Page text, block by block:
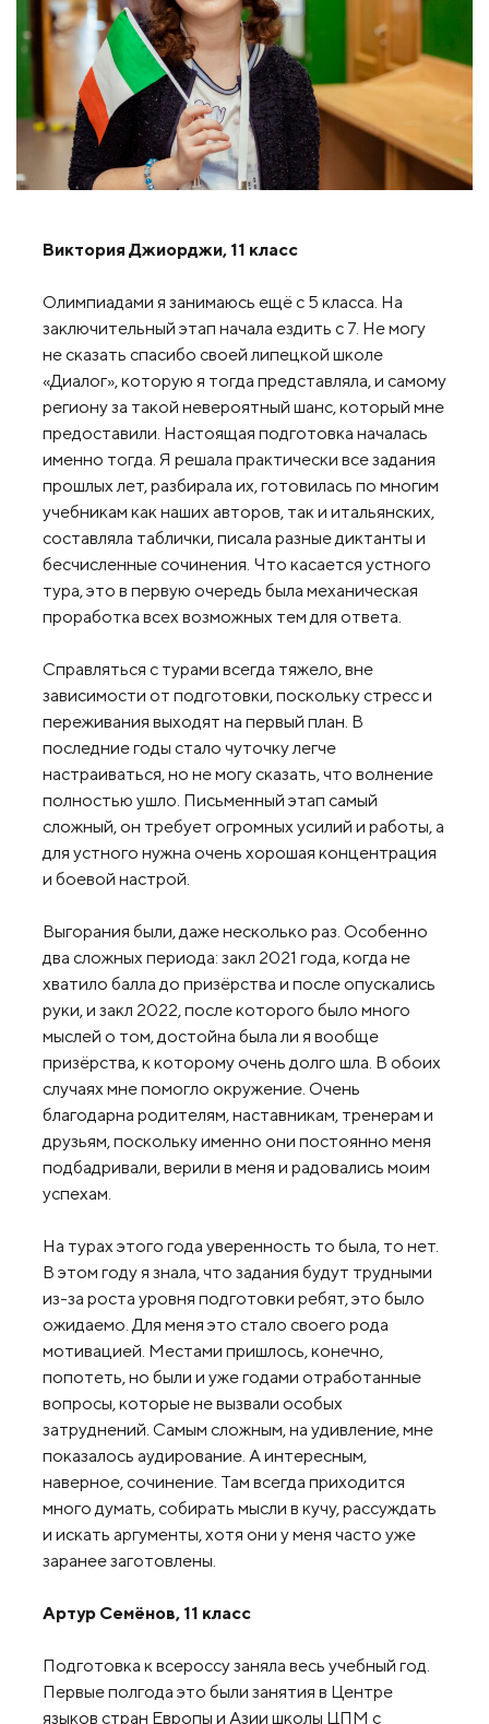
Виктория Джиорджи, 11 класс
Олимпиадами я занимаюсь ещё с 5 класса. На
заключительный этап начала ездить с 7. Не могу
не сказать спасибо своей липецкой школе
«Диалог», которую я тогда представляла, и самому
региону за такой невероятный шанс, который мне
предоставили. Настоящая подготовка началась
именно тогда. Я решала практически все задания
прошлых лет, разбирала их, готовилась по многим
учебникам как наших авторов, так и итальянских,
составляла таблички, писала разные диктанты и
бесчисленные сочинения. Что касается устного
тура, это в первую очередь была механическая
проработка всех возможных тем для ответа.
Справляться с турами всегда тяжело, вне
зависимости от подготовки, поскольку стресс и
переживания выходят на первый план. В
последние годы стало чуточку легче
настраиваться, но не могу сказать, что волнение
полностью ушло. Письменный этап самый
сложный, он требует огромных усилий и работы, а
для устного нужна очень хорошая концентрация
и боевой настрой.
Выгорания были, даже несколько раз. Особенно
два сложных периода: закл 2021 года, когда не
хватило балла до призёрства и после опускались
руки, и закл 2022, после которого было много
мыслей о том, достойна была ли я вообще
призёрства, к которому очень долго шла. В обоих
случаях мне помогло окружение. Очень
благодарна родителям, наставникам, тренерам и
друзьям, поскольку именно они постоянно меня
подбадривали, верили в меня и радовались моим
успехам.
На турах этого года уверенность то была, то нет.
В этом году я знала, что задания будут трудными
из-за роста уровня подготовки ребят, это было
ожидаемо. Для меня это стало своего рода
мотивацией. Местами пришлось, конечно,
попотеть, но были и уже годами отработанные
вопросы, которые не вызвали особых
затруднений. Самым сложным, на удивление, мне
показалось аудирование. А интересным,
наверное, сочинение. Там всегда приходится
много думать, собирать мысли в кучу, рассуждать
и искать аргументы, хотя они у меня часто уже
заранее заготовлены.
Артур Семёнов, 11 класс
Подготовка к всероссу заняла весь учебный год.
Первые полгода это были занятия в Центре
языков стран Европы и Азии школы ЦПМ с